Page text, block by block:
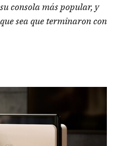
consola más popular, y
sea que terminaron con